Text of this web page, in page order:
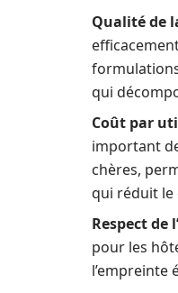
Qualité de
qui
Coût par
important
chères,
qui réduit le
Respect de
pour les
l’empreinte